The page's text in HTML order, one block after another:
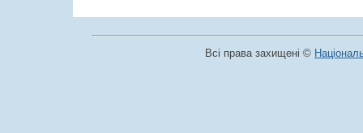
Всі права захищені ©